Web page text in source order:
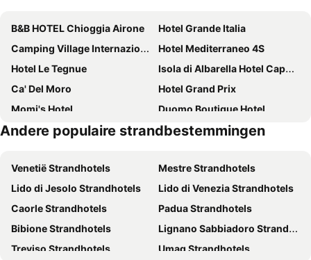
B&B HOTEL Chioggia Airone
Hotel Grande Italia
Camping Village Internazionale
Hotel Mediterraneo 4S
Hotel Le Tegnue
Isola di Albarella Hotel Capo Nord
Ca' Del Moro
Hotel Grand Prix
Momi's Hotel
Duomo Boutique Hotel
Hotel Villa Orio & Beatrice
Hotel Bristol
Hotel Clodia
Hotel La Corte
Hotel Gran Delta
Mosella Suite Hotel
Isola di Albarella Golf Hotel
Hotel Miramare
Formula International
Hotel Caravel
Hotel del Mar
Hotel Ambasciatori
Andere populaire strandbestemmingen
Venetië Strandhotels
Mestre Strandhotels
Lido di Jesolo Strandhotels
Lido di Venezia Strandhotels
Caorle Strandhotels
Padua Strandhotels
Bibione Strandhotels
Lignano Sabbiadoro Strandhotels
Treviso Strandhotels
Umag Strandhotels